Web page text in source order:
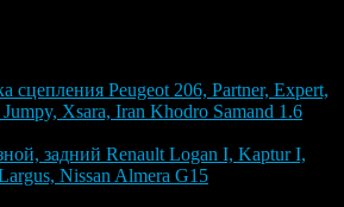
сцепления Peugeot 206, Partner, Expert,
Xsara, Iran Khodro Samand 1.6
задний Renault Logan I, Kaptur I,
Nissan Almera G15